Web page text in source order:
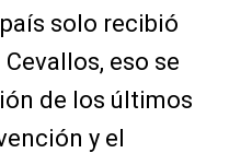
solo recibió
eso se
de los últimos
y el